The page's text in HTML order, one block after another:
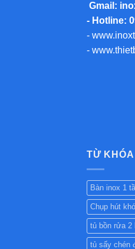
Gmail:
- Hotline:
-
-
TỪ
Bàn inox 1
Chụp hút
tủ bồn rửa 2
tủ sấy chén